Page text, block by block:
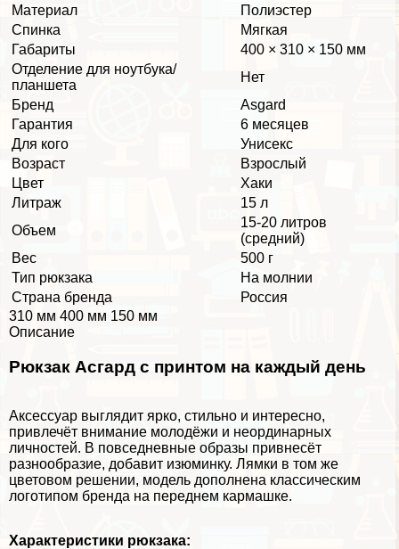
Материал
Полиэстер
Спинка
Мягкая
Габариты
400 × 310 × 150 мм
Отделение для ноутбука/
планшета
Нет
Бренд
Asgard
Гарантия
6 месяцев
Для кого
Униceкc
Возраст
Взрослый
Цвет
Хаки
Литраж
15 л
Объем
15-20 литров
(средний)
Вес
500 г
Тип рюкзака
На молнии
Страна бренда
Россия
310 мм 400 мм 150 мм
Описание
Рюкзак Асгард с принтом на каждый день
Аксессуар выглядит ярко, стильно и интересно,
привлечёт внимание молодёжи и неординарных
личностей. В повседневные образы привнесёт
разнообразие, добавит изюминку. Лямки в том же
цветовом решении, модель дополнена классическим
логотипом бренда на переднем кармашке.
Хаpaктеристики рюкзака: